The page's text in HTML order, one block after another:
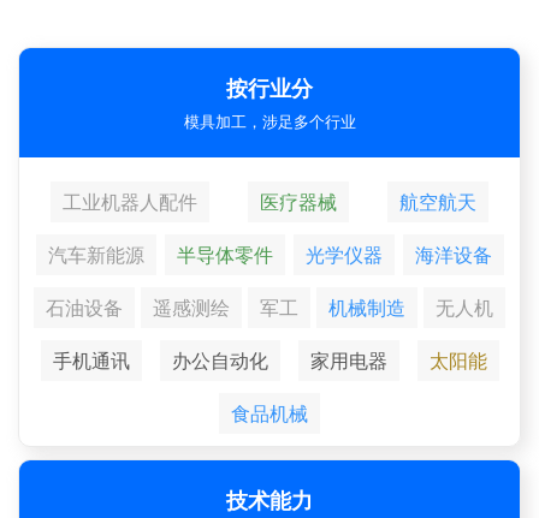
按行业分
模具加工，涉足多个行业
工业机器人配件 医疗器械
航空航天
汽车新能源
半导体零件 光学仪器
海洋设备
石油设备
遥感测绘 军工 机械制造
无人机
手机通讯
办公自动化 家用电器
太阳能
食品机械
技术能力